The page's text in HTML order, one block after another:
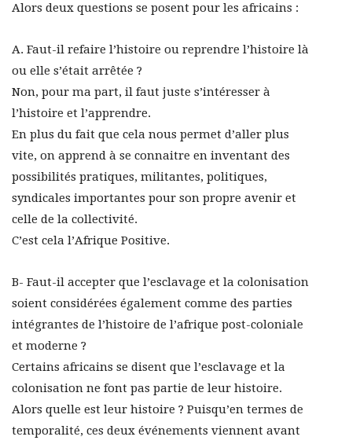
Alors deux questions se posent pour les africains :
A. Faut-il refaire l’histoire ou reprendre l’histoire là
ou elle s’était arrêtée ?
Non, pour ma part, il faut juste s’intéresser à
l’histoire et l’apprendre.
En plus du fait que cela nous permet d’aller plus
vite, on apprend à se connaitre en inventant des
possibilités pratiques, militantes, politiques,
syndicales importantes pour son propre avenir et
celle de la collectivité.
C’est cela l’Afrique Positive.
B- Faut-il accepter que l’esclavage et la colonisation
soient considérées également comme des parties
intégrantes de l’histoire de l’afrique post-coloniale
et moderne ?
Certains africains se disent que l’esclavage et la
colonisation ne font pas partie de leur histoire.
Alors quelle est leur histoire ? Puisqu’en termes de
temporalité, ces deux événements viennent avant